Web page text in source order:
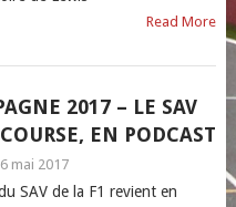
Read More
2017 – LE SAV
EN PODCAST
mai 2017
SAV de la F1 revient en